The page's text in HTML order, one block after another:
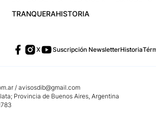
TRANQUERAHISTORIA
X Suscripción NewsletterHistoria
/ avisosdib@gmail.com
Provincia de Buenos Aires, Argentina